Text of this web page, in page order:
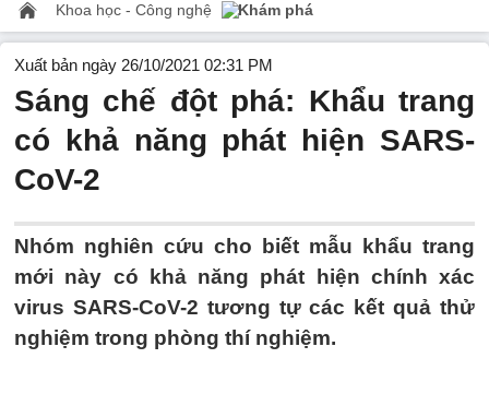
Khoa học - Công nghệ Khám phá
Xuất bản ngày 26/10/2021 02:31 PM
Sáng chế đột phá: Khẩu trang
có khả năng phát hiện SARS-
CoV-2
Nhóm nghiên cứu cho biết mẫu khẩu trang
mới này có khả năng phát hiện chính xác
virus SARS-CoV-2 tương tự các kết quả thử
nghiệm trong phòng thí nghiệm.